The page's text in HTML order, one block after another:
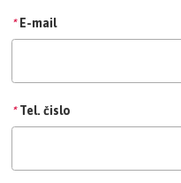
* E-mail
* Tel. čislo